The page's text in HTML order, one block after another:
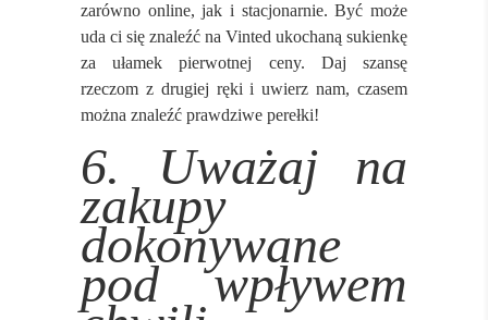
zarówno online, jak i stacjonarnie. Być może
uda ci się znaleźć na Vinted ukochaną sukienkę
za ułamek pierwotnej ceny. Daj szansę
rzeczom z drugiej ręki i uwierz nam, czasem
można znaleźć prawdziwe perełki!
6. Uważaj na
zakupy
dokonywane
pod wpływem